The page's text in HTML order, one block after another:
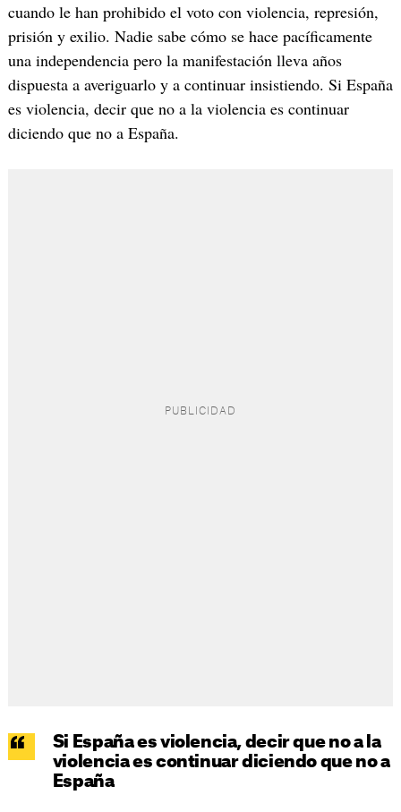
cuando le han prohibido el voto con violencia, represión,
prisión y exilio. Nadie sabe cómo se hace pacíficamente
una independencia pero la manifestación lleva años
dispuesta a averiguarlo y a continuar insistiendo. Si España
es violencia, decir que no a la violencia es continuar
diciendo que no a España.
Si España es violencia, decir que no a la
violencia es continuar diciendo que no a
España